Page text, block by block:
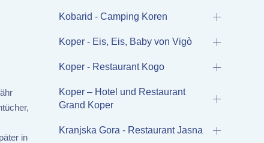
in
Kobarid - Camping Koren
Koper - Eis, Eis, Baby von Vigò
Koper - Restaurant Kogo
Koper – Hotel und Restaurant
Grand Koper
Kranjska Gora - Restaurant Jasna